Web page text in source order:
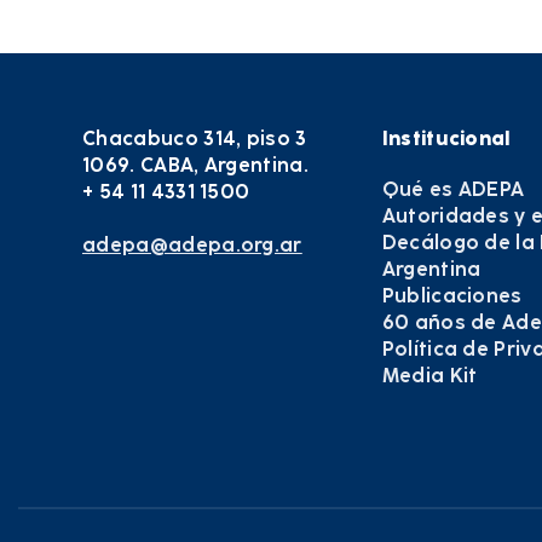
Chacabuco 314, piso 3
1069. CABA, Argentina.
+ 54 11 4331 1500
adepa@adepa.org.ar
Institucional
Qué es ADEPA
Autoridades y
Decálogo de la
Argentina
Publicaciones
60 años de
Política de
Media Kit